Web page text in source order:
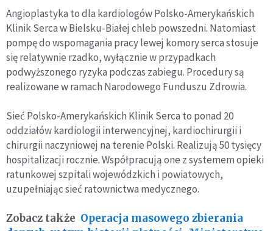
Angioplastyka to dla kardiologów Polsko-Amerykańskich
Klinik Serca w Bielsku-Białej chleb powszedni. Natomiast
pompę do wspomagania pracy lewej komory serca stosuje
się relatywnie rzadko, wyłącznie w przypadkach
podwyższonego ryzyka podczas zabiegu. Procedury są
realizowane w ramach Narodowego Funduszu Zdrowia.
Sieć Polsko-Amerykańskich Klinik Serca to ponad 20
oddziałów kardiologii interwencyjnej, kardiochirurgii i
chirurgii naczyniowej na terenie Polski. Realizują 50 tysięcy
hospitalizacji rocznie. Współpracują one z systemem opieki
ratunkowej szpitali wojewódzkich i powiatowych,
uzupełniając sieć ratownictwa medycznego.
Zobacz także Operacja masowego zbierania